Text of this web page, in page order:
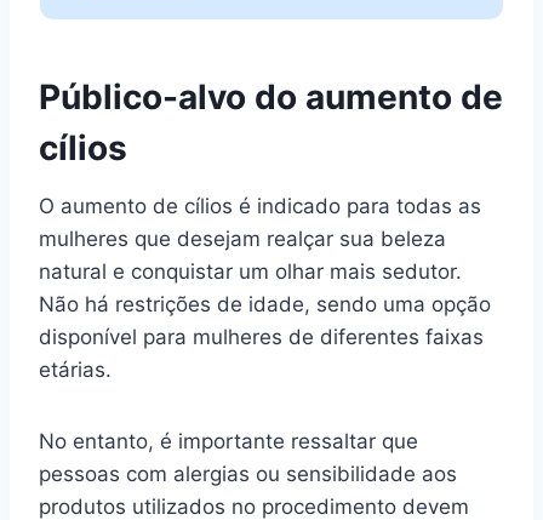
Público-alvo do aumento de
cílios
O aumento de cílios é indicado para todas as
mulheres que desejam realçar sua beleza
natural e conquistar um olhar mais sedutor.
Não há restrições de idade, sendo uma opção
disponível para mulheres de diferentes faixas
etárias.
No entanto, é importante ressaltar que
pessoas com alergias ou sensibilidade aos
produtos utilizados no procedimento devem